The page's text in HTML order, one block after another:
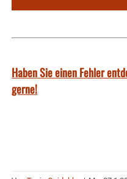
Haben Sie einen Fehler
gerne!